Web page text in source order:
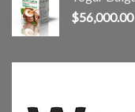
$56,000.00